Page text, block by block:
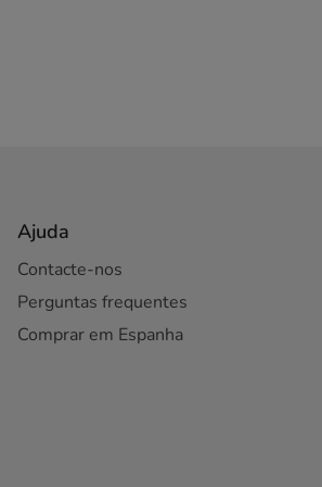
Ajuda
Contacte-nos
Perguntas frequentes
Comprar em Espanha